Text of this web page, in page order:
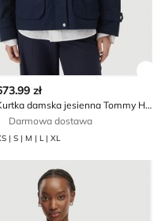
szczegóły produktu
zł
Kurtka damska jesienna Tommy Hilfiger
Darmowa dostawa
| S | M | L | XL
Tommy Hilfiger
Kurtka damska Tommy